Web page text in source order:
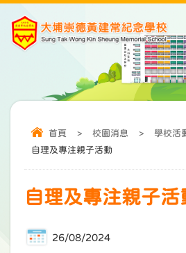
首頁 > 校園消息 > 學校活
自理及專注親子活動
自理及專注親子活
26/08/2024